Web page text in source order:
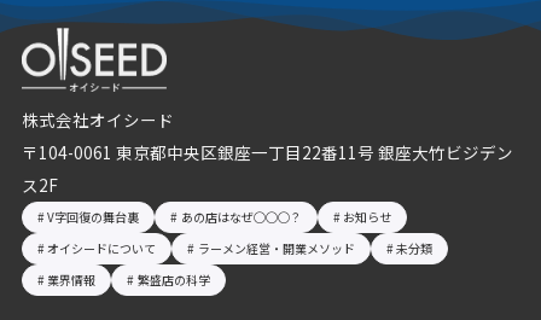
株式会社オイシード
〒104-0061 東京都中央区銀座一丁目22番11号 銀座大竹ビジデン
ス2F
V字回復の舞台裏 あの店はなぜ◯◯◯？
お知らせ
オイシードについて
ラーメン経営・開業メソッド
未分類
業界情報
繁盛店の科学